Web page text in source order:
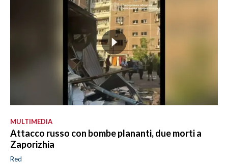
MULTIMEDIA
Attacco russo con bombe plananti, due morti a
Zaporizhia
Red